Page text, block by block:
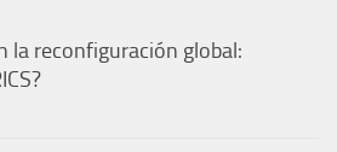
la reconfiguración global: